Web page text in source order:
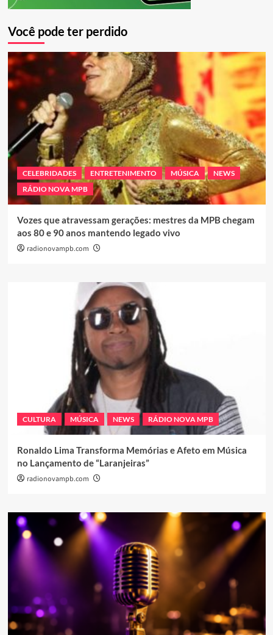
Você pode ter perdido
CELEBRIDADES ENTRETENIMENTO MÚSICA
NEWS
RÁDIO NOVA MPB
Vozes que atravessam gerações: mestres da MPB chegam
aos 80 e 90 anos mantendo legado vivo
radionovampb.com
CULTURA MÚSICA NEWS RÁDIO NOVA MPB
Ronaldo Lima Transforma Memórias e Afeto em Música
no Lançamento de “Laranjeiras”
radionovampb.com